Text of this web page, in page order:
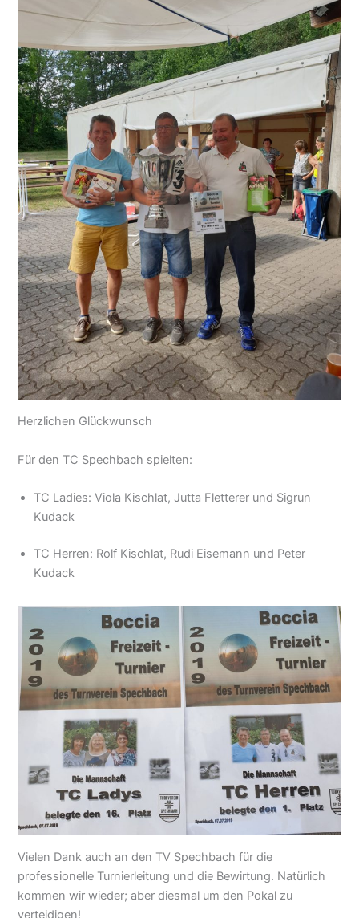
Herzlichen Glückwunsch
Für den TC Spechbach spielten:
TC Ladies: Viola Kischlat, Jutta Fletterer und Sigrun
Kudack
TC Herren: Rolf Kischlat, Rudi Eisemann und Peter
Kudack
Vielen Dank auch an den TV Spechbach für die
professionelle Turnierleitung und die Bewirtung. Natürlich
kommen wir wieder; aber diesmal um den Pokal zu
verteidigen!